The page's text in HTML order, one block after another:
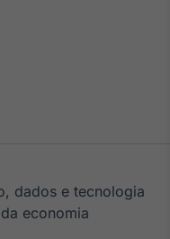
dados e tecnologia
economia